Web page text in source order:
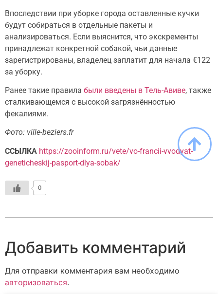
Впоследствии при уборке города оставленные кучки
будут собираться в отдельные пакеты и
анализироваться. Если выяснится, что экскременты
принадлежат конкретной собакой, чьи данные
зарегистрированы, владелец заплатит для начала €122
за уборку.
Ранее такие правила были введены в Тель-Авиве, также
сталкивающемся с высокой загрязнённостью
фекалиями.
Фото: ville-beziers.fr
ССЫЛКА https://zooinform.ru/vete/vo-francii-vvodyat-
geneticheskij-pasport-dlya-sobak/
0
Добавить комментарий
Для отправки комментария вам необходимо
авторизоваться.